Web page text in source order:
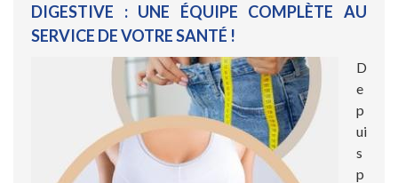
DIGESTIVE : UNE ÉQUIPE COMPLÈTE AU
SERVICE DE VOTRE SANTÉ !
D
e
p
ui
s
p